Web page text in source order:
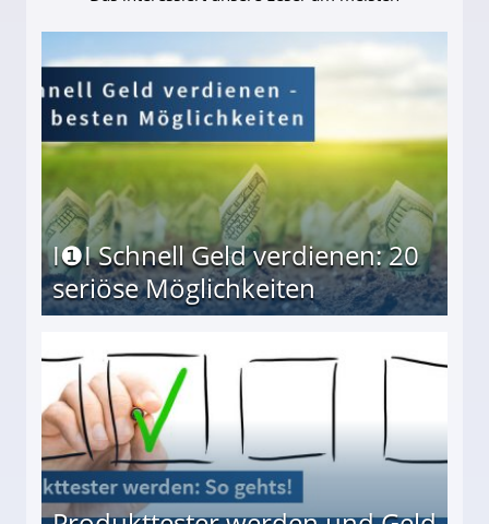
I❶I Schnell Geld verdienen: 20
seriöse Möglichkeiten